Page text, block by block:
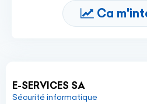
Ca
E-SERVICES SA
Sécurité informatique